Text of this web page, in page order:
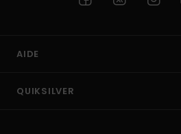
AIDE
QUIKSILVER